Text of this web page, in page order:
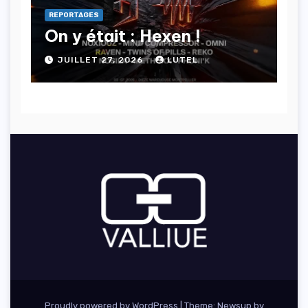
REPORTAGES
On y était : Hexen !
JUILLET 27, 2026 LUTEL
Proudly powered by WordPress Theme: Newsup by